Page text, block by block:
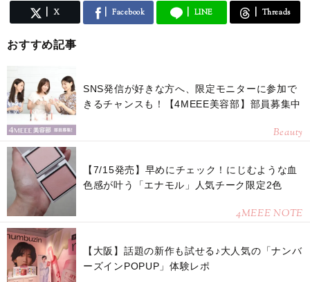
X Facebook LINE Threads
おすすめ記事
SNS発信が好きな方へ、限定モニターに参加で
きるチャンスも！【4MEEE美容部】部員募集中
Beauty
【7/15発売】早めにチェック！にじむような血
色感が叶う「エナモル」人気チーク限定2色
4MEEE NOTE
【大阪】話題の新作も試せる♪大人気の「ナンバ
ーズインPOPUP」体験レポ